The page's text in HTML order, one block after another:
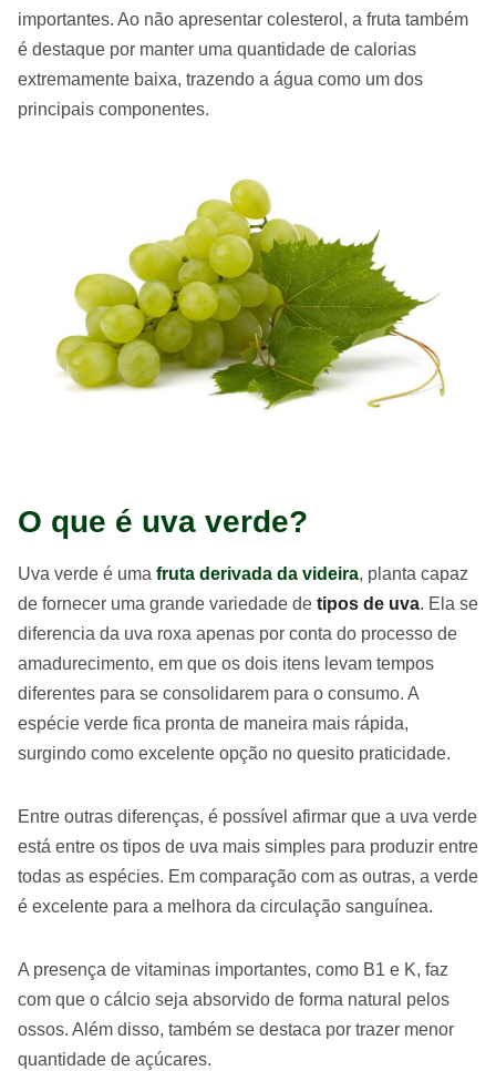
importantes. Ao não apresentar colesterol, a fruta também
é destaque por manter uma quantidade de calorias
extremamente baixa, trazendo a água como um dos
principais componentes.
O que é uva verde?
Uva verde é uma fruta derivada da videira, planta capaz
de fornecer uma grande variedade de tipos de uva. Ela se
diferencia da uva roxa apenas por conta do processo de
amadurecimento, em que os dois itens levam tempos
diferentes para se consolidarem para o consumo. A
espécie verde fica pronta de maneira mais rápida,
surgindo como excelente opção no quesito praticidade.
Entre outras diferenças, é possível afirmar que a uva verde
está entre os tipos de uva mais simples para produzir entre
todas as espécies. Em comparação com as outras, a verde
é excelente para a melhora da circulação sanguínea.
A presença de vitaminas importantes, como B1 e K, faz
com que o cálcio seja absorvido de forma natural pelos
ossos. Além disso, também se destaca por trazer menor
quantidade de açúcares.